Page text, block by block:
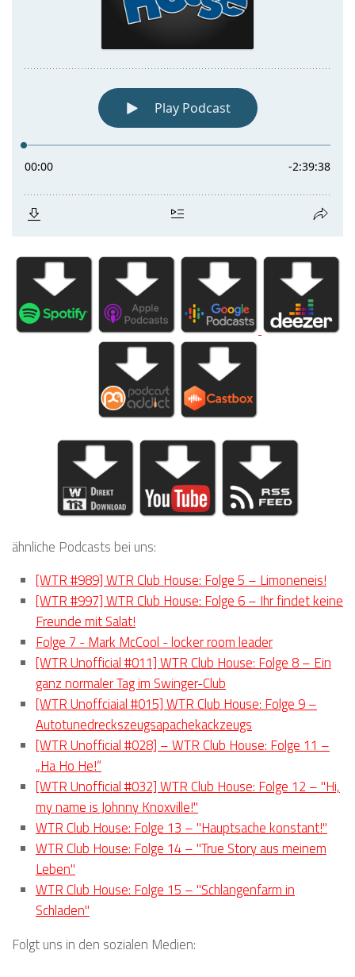
ähnliche Podcasts bei uns:
[WTR #989] WTR Club House: Folge 5 – Limoneneis!
[WTR #997] WTR Club House: Folge 6 – Ihr findet keine
Freunde mit Salat!
Folge 7 - Mark McCool - locker room leader
[WTR Unofficial #011] WTR Club House: Folge 8 – Ein
ganz normaler Tag im Swinger-Club
[WTR Unoffciaial #015] WTR Club House: Folge 9 –
Autotunedreckszeugsapachekackzeugs
[WTR Unofficial #028] – WTR Club House: Folge 11 –
„Ha Ho He!“
[WTR Unofficial #032] WTR Club House: Folge 12 – "Hi,
my name is Johnny Knoxville!"
WTR Club House: Folge 13 – "Hauptsache konstant!"
WTR Club House: Folge 14 – "True Story aus meinem
Leben"
WTR Club House: Folge 15 – "Schlangenfarm in
Schladen"
Folgt uns in den sozialen Medien: